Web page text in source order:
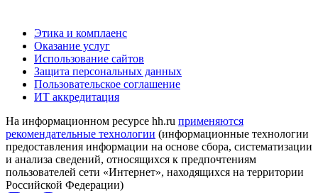
Этика и комплаенс
Оказание услуг
Использование сайтов
Защита персональных данных
Пользовательское соглашение
ИТ аккредитация
На информационном ресурсе hh.ru применяются
рекомендательные технологии (информационные технологии
предоставления информации на основе сбора, систематизации
и анализа сведений, относящихся к предпочтениям
пользователей сети «Интернет», находящихся на территории
Российской Федерации)